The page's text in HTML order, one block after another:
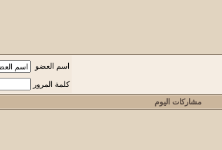
اسم العضو
كلمة المرور
مشاركات اليوم